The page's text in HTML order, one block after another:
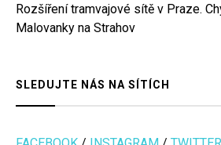
Rozšíření tramvajové sítě v Praze.
Malovanky na Strahov
SLEDUJTE NÁS NA SÍTÍCH